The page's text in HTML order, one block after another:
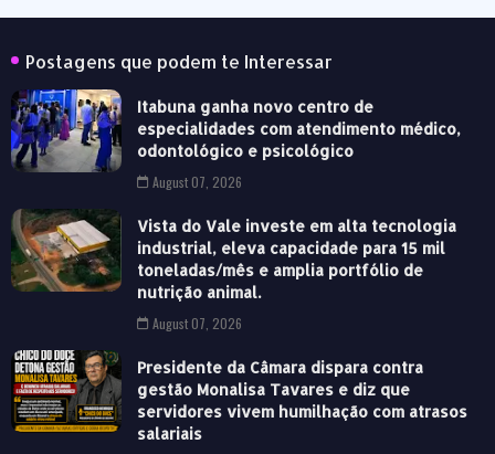
Postagens que podem te Interessar
Itabuna ganha novo centro de
especialidades com atendimento médico,
odontológico e psicológico
August 07, 2026
Vista do Vale investe em alta tecnologia
industrial, eleva capacidade para 15 mil
toneladas/mês e amplia portfólio de
nutrição animal.
August 07, 2026
Presidente da Câmara dispara contra
gestão Monalisa Tavares e diz que
servidores vivem humilhação com atrasos
salariais